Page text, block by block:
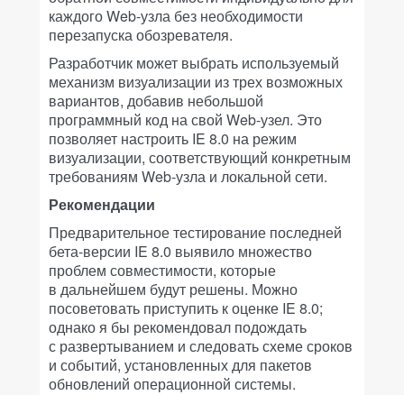
каждого Web-узла без необходимости
перезапуска обозревателя.
Разработчик может выбрать используемый
механизм визуализации из трех возможных
вариантов, добавив небольшой
программный код на свой Web-узел. Это
позволяет настроить IE 8.0 на режим
визуализации, соответствующий конкретным
требованиям Web-узла и локальной сети.
Рекомендации
Предварительное тестирование последней
бета-версии IE 8.0 выявило множество
проблем совместимости, которые
в дальнейшем будут решены. Можно
посоветовать приступить к оценке IE 8.0;
однако я бы рекомендовал подождать
с развертыванием и следовать схеме сроков
и событий, установленных для пакетов
обновлений операционной системы.